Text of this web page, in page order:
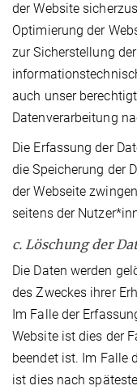
der Website
Optimierung der
zur Sicherstellung
auch unser
Datenverarbeitung
Die Erfassung der
die Speicherung der
der Webseite
seitens der
c. Löschung der
Die Daten werden
des Zweckes ihrer
Im Falle der
Website ist dies der
beendet ist. Im Falle
ist dies nach